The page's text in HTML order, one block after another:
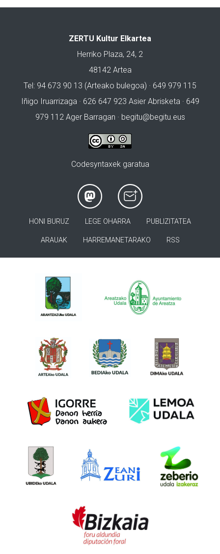
ZERTU Kultur Elkartea
Herriko Plaza, 24, 2
48142 Artea
Tel: 94 673 90 13 (Arteako bulegoa) · 649 979 115
Iñigo Iruarrizaga · 626 647 923 Asier Abrisketa · 649
979 112 Ager Barragan · begitu@begitu.eus
Codesyntaxek garatua
HONI BURUZ LEGE OHARRA PUBLIZITATEA
ARAUAK HARREMANETARAKO RSS